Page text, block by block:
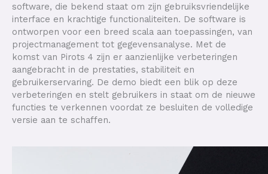
software, die bekend staat om zijn gebruiksvriendelijke
interface en krachtige functionaliteiten. De software is
ontworpen voor een breed scala aan toepassingen, van
projectmanagement tot gegevensanalyse. Met de
komst van Pirots 4 zijn er aanzienlijke verbeteringen
aangebracht in de prestaties, stabiliteit en
gebruikerservaring. De demo biedt een blik op deze
verbeteringen en stelt gebruikers in staat om de nieuwe
functies te verkennen voordat ze besluiten de volledige
versie aan te schaffen.